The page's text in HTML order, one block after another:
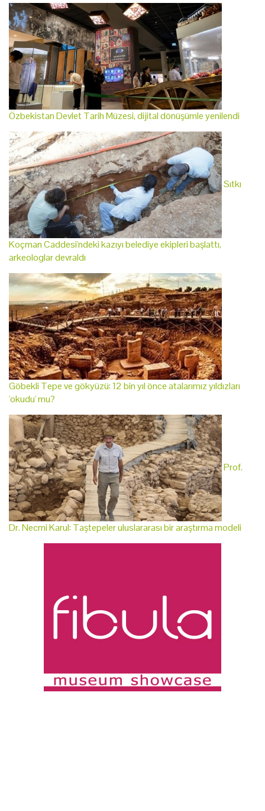
Özbekistan Devlet Tarih Müzesi, dijital dönüşümle yenilendi
Sıtkı
Koçman Caddesi'ndeki kazıyı belediye ekipleri başlattı,
arkeologlar devraldı
Göbekli Tepe ve gökyüzü: 12 bin yıl önce atalarımız yıldızları
'okudu' mu?
Prof.
Dr. Necmi Karul: Taştepeler uluslararası bir araştırma modeli